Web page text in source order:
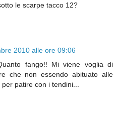
le scarpe tacco 12?
2010 alle ore 09:06
fango!! Mi viene voglia di
che non essendo abituato alle
patire con i tendini...